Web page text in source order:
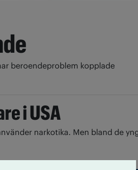
beroendeproblem kopplade
i USA
narkotika. Men bland de